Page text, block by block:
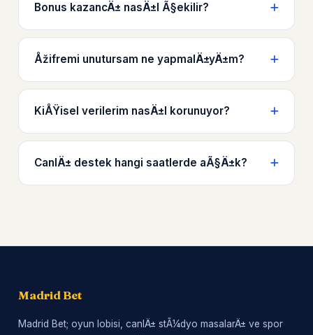
Bonus kazancÄ± nasÄ±l Ã§ekilir?
Åžifremi unutursam ne yapmalÄ±yÄ±m?
KiÅŸisel verilerim nasÄ±l korunuyor?
CanlÄ± destek hangi saatlerde aÃ§Ä±k?
Madrid Bet
Madrid Bet; oyun lobisi, canlÄ± stÃ¼dyo masalarÄ± ve spor